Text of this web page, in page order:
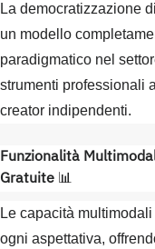
La democratizzazione
un modello
paradigmatico nel
strumenti professionali
creator indipendenti.
Funzionalità
Gratuite 📊
Le capacità
ogni aspettativa,